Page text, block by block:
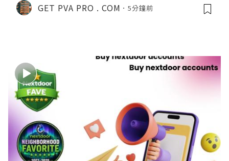
GET PVA PRO . COM 5分鐘前